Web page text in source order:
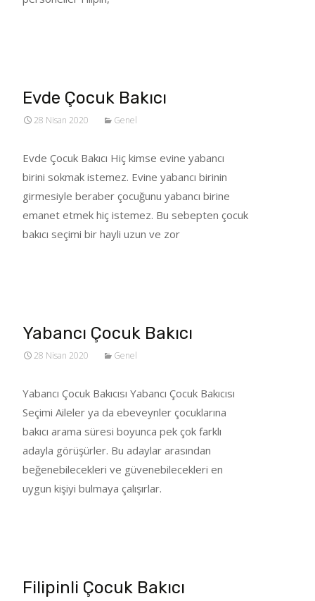
Evde Çocuk Bakıcı
28 Nisan 2020 Genel
Evde Çocuk Bakıcı Hiç kimse evine yabancı
birini sokmak istemez. Evine yabancı birinin
girmesiyle beraber çocuğunu yabancı birine
emanet etmek hiç istemez. Bu sebepten çocuk
bakıcı seçimi bir hayli uzun ve zor
Yabancı Çocuk Bakıcı
28 Nisan 2020 Genel
Yabancı Çocuk Bakıcısı Yabancı Çocuk Bakıcısı
Seçimi Aileler ya da ebeveynler çocuklarına
bakıcı arama süresi boyunca pek çok farklı
adayla görüşürler. Bu adaylar arasından
beğenebilecekleri ve güvenebilecekleri en
uygun kişiyi bulmaya çalışırlar.
Filipinli Çocuk Bakıcı